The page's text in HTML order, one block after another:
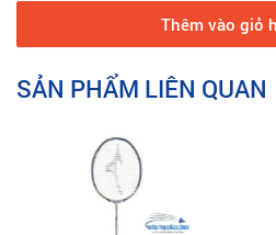
Thêm vào giỏ
SẢN PHẨM LIÊN QUAN